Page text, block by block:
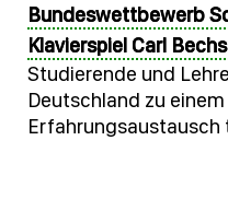
Bundeswettbewerb
Klavierspiel Carl
Studierende und
Deutschland zu
Erfahrungsaustausch